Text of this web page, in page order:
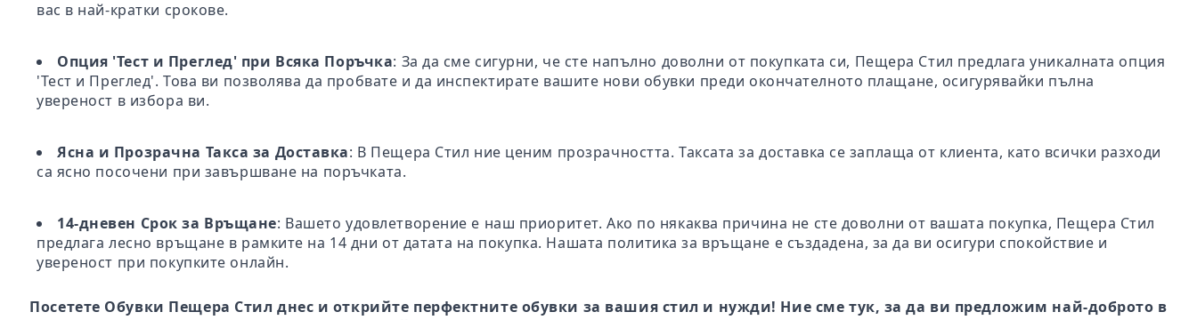
вас в най-кратки срокове.
Опция 'Тест и Преглед' при Всяка Поръчка: За да сме сигурни, че сте напълно доволни от покупката си, Пещера Стил предлага уникалната опция
'Тест и Преглед'. Това ви позволява да пробвате и да инспектирате вашите нови обувки преди окончателното плащане, осигурявайки пълна
увереност в избора ви.
Ясна и Прозрачна Такса за Доставка: В Пещера Стил ние ценим прозрачността. Таксата за доставка се заплаща от клиента, като всички разходи
са ясно посочени при завършване на поръчката.
14-дневен Срок за Връщане: Вашето удовлетворение е наш приоритет. Ако по някаква причина не сте доволни от вашата покупка, Пещера Стил
предлага лесно връщане в рамките на 14 дни от датата на покупка. Нашата политика за връщане е създадена, за да ви осигури спокойствие и
увереност при покупките онлайн.
Посетете Обувки Пещера Стил днес и открийте перфектните обувки за вашия стил и нужди! Ние сме тук, за да ви предложим най-доброто в